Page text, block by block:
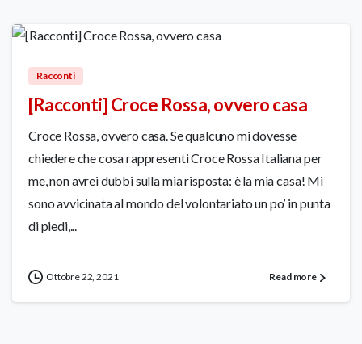
Racconti
[Racconti] Croce Rossa, ovvero casa
Croce Rossa, ovvero casa. Se qualcuno mi dovesse
chiedere che cosa rappresenti Croce Rossa Italiana per
me, non avrei dubbi sulla mia risposta: è la mia casa! Mi
sono avvicinata al mondo del volontariato un po’ in punta
di piedi,...
Ottobre 22, 2021 Read more